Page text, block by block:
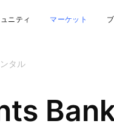
ニティ マーケット
タル